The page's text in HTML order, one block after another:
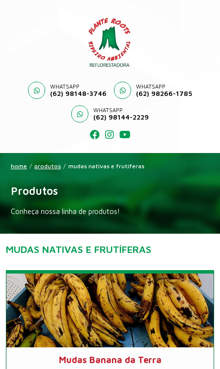
WHATSAPP
(62) 98148-3746
WHATSAPP
(62) 98266-1785
WHATSAPP
(62) 98144-2229
home / produtos / mudas nativas e frutíferas
Produtos
Conheça nossa linha de produtos!
MUDAS NATIVAS E FRUTÍFERAS
Mudas Banana da Terra